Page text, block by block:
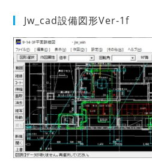
Jw_cad設備図形Ver-1f